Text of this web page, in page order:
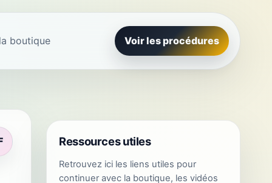
boutique Voir les procédures
Ressources utiles
Retrouvez ici les liens utiles pour
continuer avec la boutique, les vidéos